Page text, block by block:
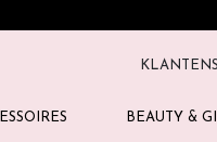
BEAUTY &